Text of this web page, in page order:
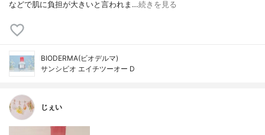
などで肌に負担が大きいと言われま…続きを見る
BIODERMA(ビオデルマ)
サンシビオ エイチツーオー D
じぇい